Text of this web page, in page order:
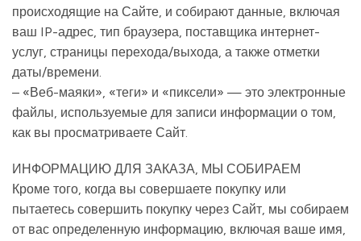
происходящие на Сайте, и собирают данные, включая
ваш IP-адрес, тип браузера, поставщика интернет-
услуг, страницы перехода/выхода, а также отметки
даты/времени.
– «Веб-маяки», «теги» и «пиксели» — это электронные
файлы, используемые для записи информации о том,
как вы просматриваете Сайт.
ИНФОРМАЦИЮ ДЛЯ ЗАКАЗА, МЫ СОБИРАЕМ
Кроме того, когда вы совершаете покупку или
пытаетесь совершить покупку через Сайт, мы собираем
от вас определенную информацию, включая ваше имя,